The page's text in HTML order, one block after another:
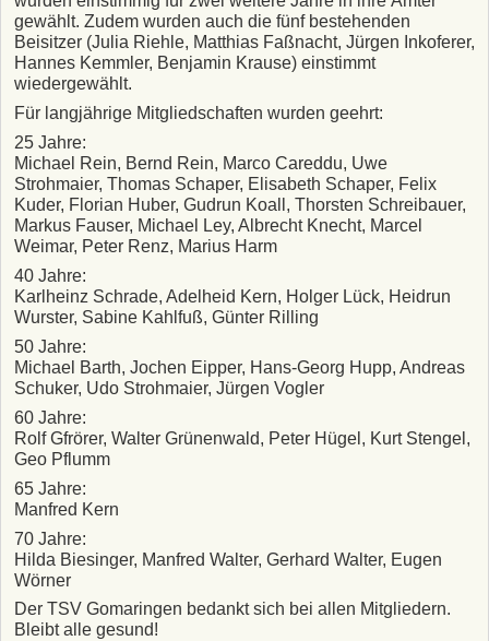
gewählt. Zudem wurden auch die fünf bestehenden
Beisitzer (Julia Riehle, Matthias Faßnacht, Jürgen Inkoferer,
Hannes Kemmler, Benjamin Krause) einstimmt
wiedergewählt.
Für langjährige Mitgliedschaften wurden geehrt:
25 Jahre:
Michael Rein, Bernd Rein, Marco Careddu, Uwe
Strohmaier, Thomas Schaper, Elisabeth Schaper, Felix
Kuder, Florian Huber, Gudrun Koall, Thorsten Schreibauer,
Markus Fauser, Michael Ley, Albrecht Knecht, Marcel
Weimar, Peter Renz, Marius Harm
40 Jahre:
Karlheinz Schrade, Adelheid Kern, Holger Lück, Heidrun
Wurster, Sabine Kahlfuß, Günter Rilling
50 Jahre:
Michael Barth, Jochen Eipper, Hans-Georg Hupp, Andreas
Schuker, Udo Strohmaier, Jürgen Vogler
60 Jahre:
Rolf Gfrörer, Walter Grünenwald, Peter Hügel, Kurt Stengel,
Geo Pflumm
65 Jahre:
Manfred Kern
70 Jahre:
Hilda Biesinger, Manfred Walter, Gerhard Walter, Eugen
Wörner
Der TSV Gomaringen bedankt sich bei allen Mitgliedern.
Bleibt alle gesund!